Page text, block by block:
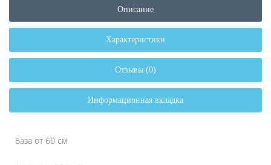
Описание
Характеристики
Отзывы (0)
Информационная вкладка
База от 60 см